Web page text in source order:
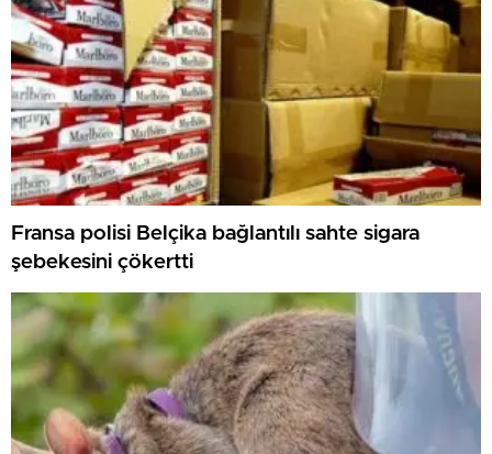
Fransa polisi Belçika bağlantılı sahte sigara
şebekesini çökertti